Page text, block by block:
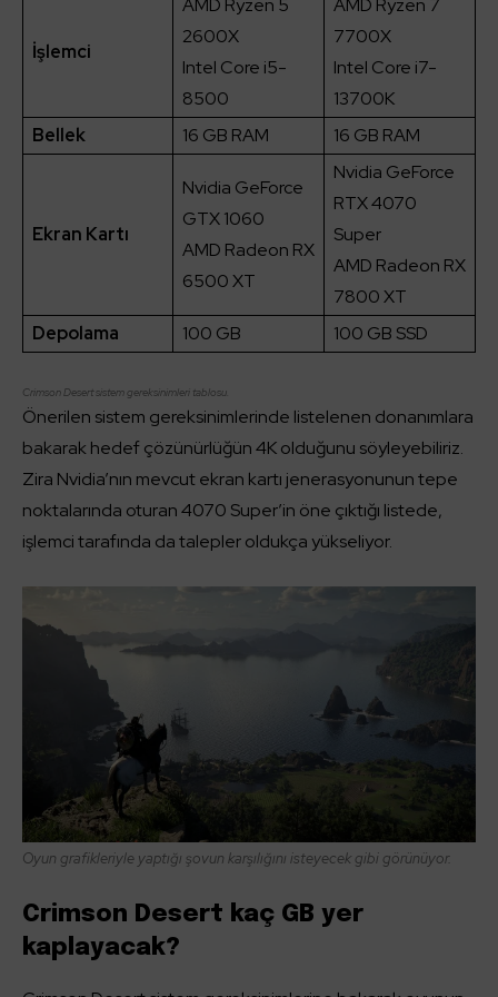
İşlemci
AMD Ryzen 5
2600X
Intel Core i5-
8500
AMD Ryzen 7
7700X
Intel Core i7-
13700K
Bellek
16 GB RAM 16 GB RAM
Ekran Kartı
Nvidia GeForce
GTX 1060
AMD Radeon RX
6500 XT
Nvidia GeForce
RTX 4070
Super
AMD Radeon RX
7800 XT
Depolama
100 GB 100 GB SSD
Crimson Desert sistem gereksinimleri tablosu.
Önerilen sistem gereksinimlerinde listelenen donanımlara
bakarak hedef çözünürlüğün 4K olduğunu söyleyebiliriz.
Zira Nvidia’nın mevcut ekran kartı jenerasyonunun tepe
noktalarında oturan 4070 Super’in öne çıktığı listede,
işlemci tarafında da talepler oldukça yükseliyor.
Oyun grafikleriyle yaptığı şovun karşılığını isteyecek gibi görünüyor.
Crimson Desert kaç GB yer
kaplayacak?